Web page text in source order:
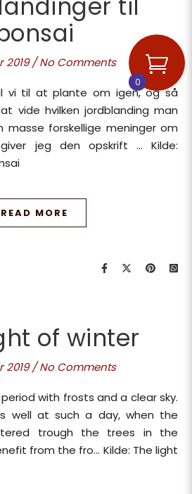
til
2019 / No Comments
vide hvilken jordblanding man
masse forskellige meninger om
jeg den opskrift … Kilde:
READ MORE
of winter
2019 / No Comments
well at such a day, when the
trough the trees in the
from the fro… Kilde: The light
0